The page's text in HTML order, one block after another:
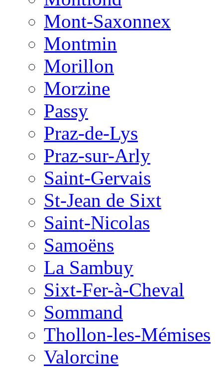
Mont-Saxonnex
Montmin
Morillon
Morzine
Passy
Praz-de-Lys
Praz-sur-Arly
Saint-Gervais
St-Jean de Sixt
Saint-Nicolas
Samoëns
La Sambuy
Sixt-Fer-à-Cheval
Sommand
Thollon-les-Mémises
Valorcine